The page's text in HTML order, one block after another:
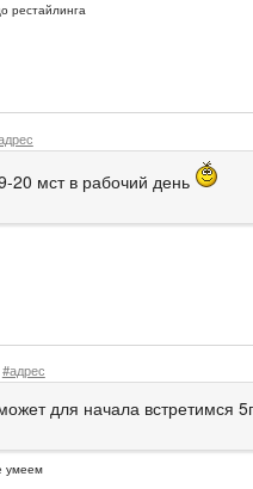
рестайлинга
20 мст в рабочий день
#адрес
для начала встретимся
умеем